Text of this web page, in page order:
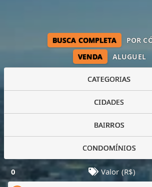
VENDA ALUGUEL
BUSCA COMPLETA POR
CATEGORIAS
CIDADES
BAIRROS
CONDOMÍNIOS
0 Valor (R$)